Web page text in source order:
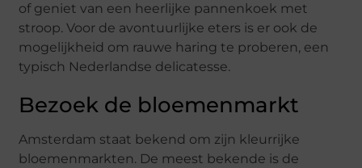
of geniet van een heerlijke pannenkoek met
stroop. Voor de avontuurlijke eters is er ook de
mogelijkheid om rauwe haring te proberen, een
typisch Nederlandse delicatesse.
Bezoek de bloemenmarkt
Amsterdam staat bekend om zijn kleurrijke
bloemenmarkten. De meest bekende is de